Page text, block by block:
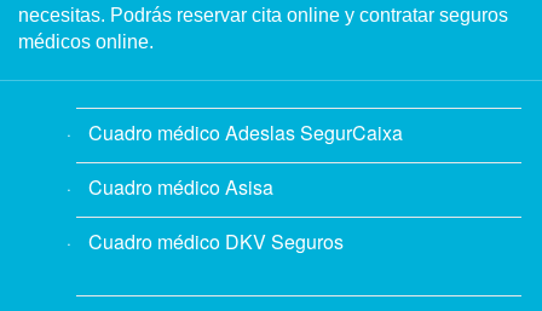
necesitas. Podrás reservar cita online y contratar seguros
médicos online.
Cuadro médico Adeslas SegurCaixa
Cuadro médico Asisa
Cuadro médico DKV Seguros